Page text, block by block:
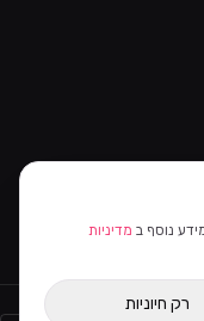
נוסף ב מדיניות
רק חיוניות